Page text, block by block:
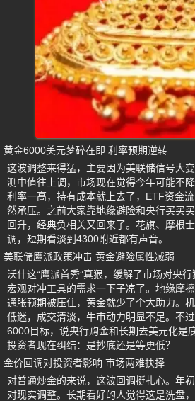
黄金6000美元梦碎在即 利率预期逆转
这波调整来得猛，主要因为美联储信号大
测中值往上调，市场现在觉得今年可能不
利率一高，持有成本就上去了，ETF资金
然承压。之前大家靠地缘避险和央行买买
回升，经典负相关又回来了。花旗、摩根
调，短期看淡到4300附近都有声音。
美联储鹰派政策冲击 黄金避险属性减弱
沃什这“鹰派首秀”真狠，缓解了市场对央
宏观对冲工具的需求一下子凉了。地缘摩
通胀预期被压住，黄金就少了个大助力。
低迷，成交清淡，牛市动力明显不足。不
6000目标，说央行购金和长期去美元化是
投资者现在纠结：是抄底还是等更低？
金价回调对投资者影响 市场两难抉择
对普通炒金的来说，这波回调挺扎心。年
对现实调整。长期看好的人觉得这是洗盘